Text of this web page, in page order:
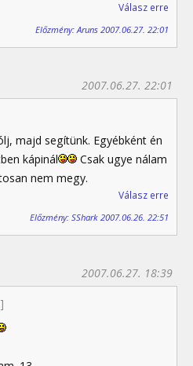
Válasz erre
Előzmény: Aruns 2007.06.27. 22:01
2007.06.27. 22:01
majd segítünk. Egyébként én
kápinál
Csak ugye nálam
nem megy.
Válasz erre
Előzmény: SShark 2007.06.26. 22:51
2007.06.27. 18:39